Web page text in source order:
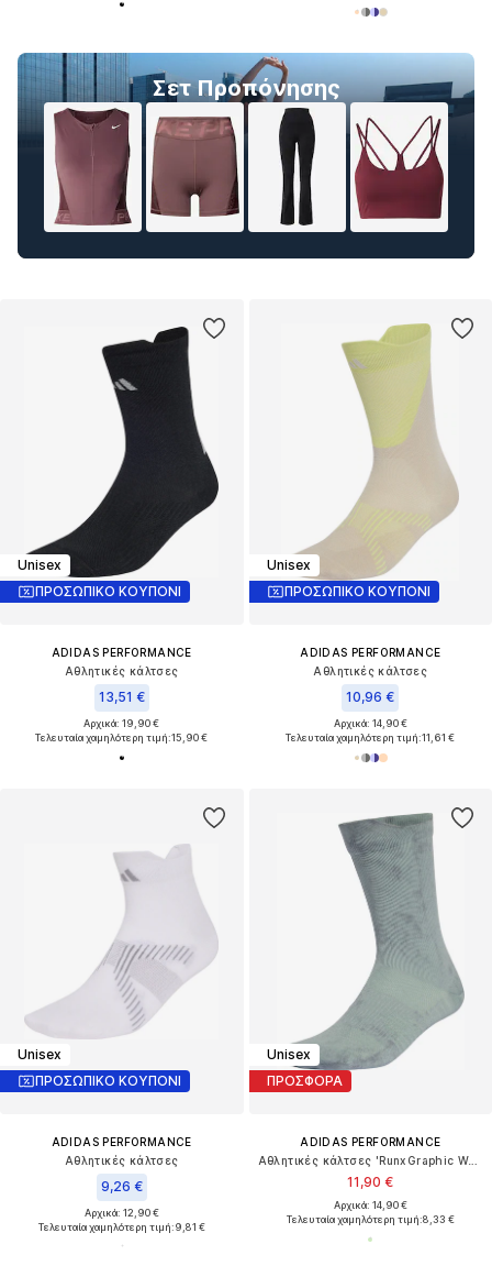
Σετ Προπόνησης
Unisex
ΠΡΟΣΩΠΙΚΟ ΚΟΥΠΟΝΙ
ADIDAS PERFORMANCE
Αθλητικές κάλτσες
13,51 €
Αρχικά: 19,90 €
Τελευταία χαμηλότερη τιμή:15,90 €
Unisex
ΠΡΟΣΩΠΙΚΟ ΚΟΥΠΟΝΙ
ADIDAS PERFORMANCE
Αθλητικές κάλτσες
10,96 €
Αρχικά: 14,90 €
Τελευταία χαμηλότερη τιμή:11,61 €
Unisex
ΠΡΟΣΩΠΙΚΟ ΚΟΥΠΟΝΙ
ADIDAS PERFORMANCE
Αθλητικές κάλτσες
9,26 €
Αρχικά: 12,90 €
Τελευταία χαμηλότερη τιμή:9,81 €
Unisex
ΠΡΟΣΦΟΡΑ
ADIDAS PERFORMANCE
Αθλητικές κάλτσες 'RunxGraphic Washed'
11,90 €
Αρχικά: 14,90 €
Τελευταία χαμηλότερη τιμή:8,33 €